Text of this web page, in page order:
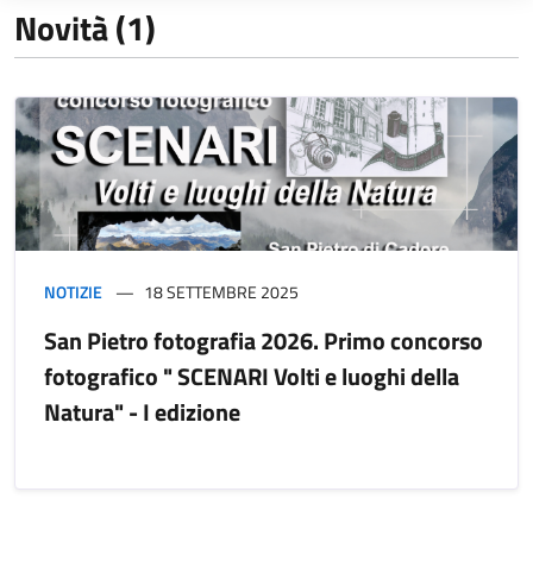
Novità (1)
NOTIZIE 18 SETTEMBRE 2025
San Pietro fotografia 2026. Primo concorso
fotografico " SCENARI Volti e luoghi della
Natura" - I edizione